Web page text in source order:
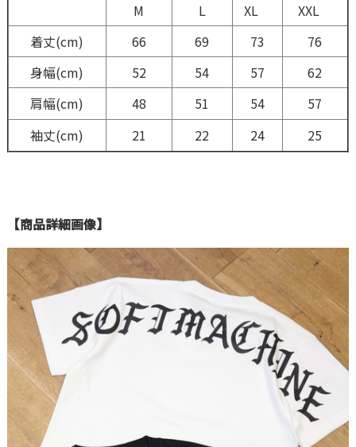
M L XL
XXL
着丈(cm)
66 69 73
76
身幅(cm)
52 54 57
62
肩幅(cm)
48 51 54
57
袖丈(cm)
21 22 24 25
【商品詳細画像】